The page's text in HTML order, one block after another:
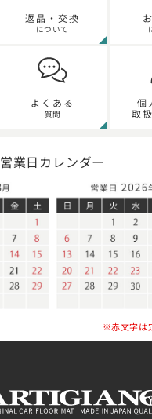
返品・交換
について
よくある
質問
個
取
営業日カレンダー
※赤文字は